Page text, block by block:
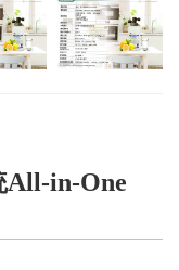
All-in-One